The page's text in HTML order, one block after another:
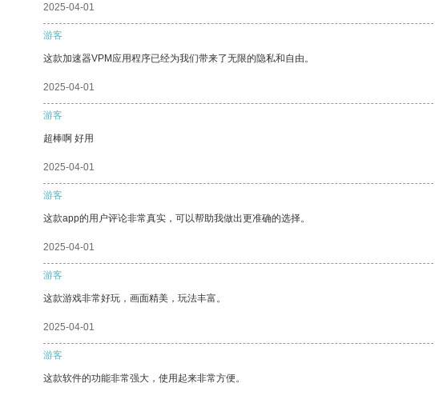
2025-04-01
游客
这款加速器VPM应用程序已经为我们带来了无限的隐私和自由。
2025-04-01
游客
超棒啊 好用
2025-04-01
游客
这款app的用户评论非常真实，可以帮助我做出更准确的选择。
2025-04-01
游客
这款游戏非常好玩，画面精美，玩法丰富。
2025-04-01
游客
这款软件的功能非常强大，使用起来非常方便。